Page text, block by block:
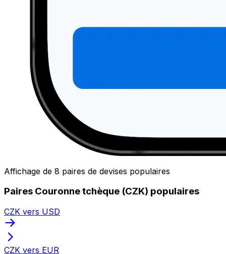
Affichage de 8 paires de devises populaires
Paires Couronne tchèque (CZK) populaires
CZK vers USD
CZK vers EUR